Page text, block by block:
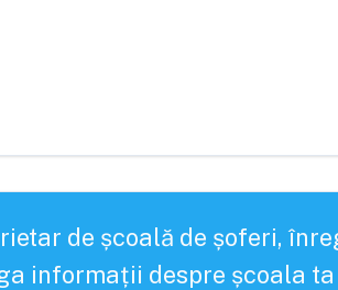
de școală de șoferi,
informații despre școala